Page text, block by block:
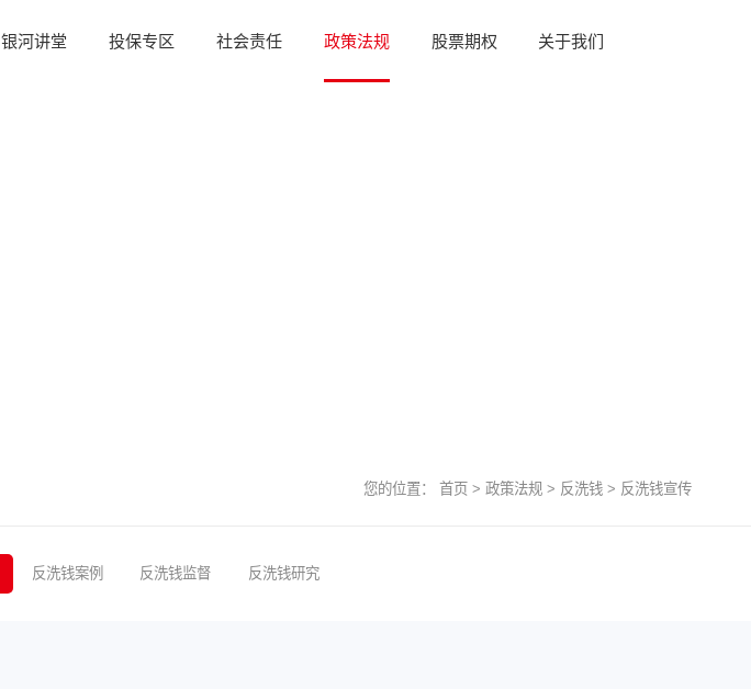
银河讲堂 投保专区 社会责任 政策法规 股票期权 关于我们
您的位置：首页 >政策法规 > 反洗钱 > 反洗钱宣传
反洗钱案例 反洗钱监督 反洗钱研究